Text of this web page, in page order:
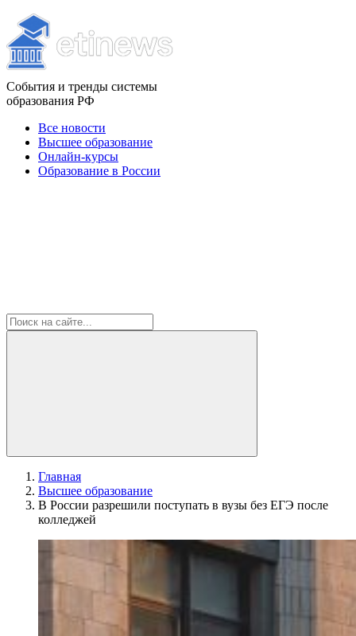
События и тренды системы
образования РФ
Все новости
Высшее образование
Онлайн-курсы
Образование в России
Главная
Высшее образование
В России разрешили поступать в вузы без ЕГЭ после
колледжей